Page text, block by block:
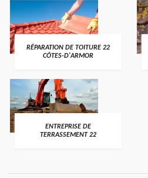
RÉPARATION DE TOITURE 22
CÔTES-D'ARMOR
ENTREPRISE DE
TERRASSEMENT 22